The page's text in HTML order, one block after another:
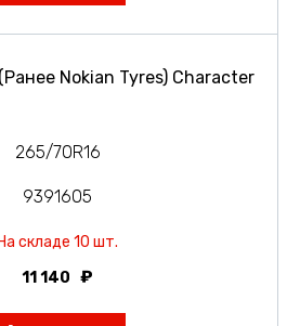
Nokian Tyres) Character
265/70R16
9391605
На складе 10 шт.
11 140